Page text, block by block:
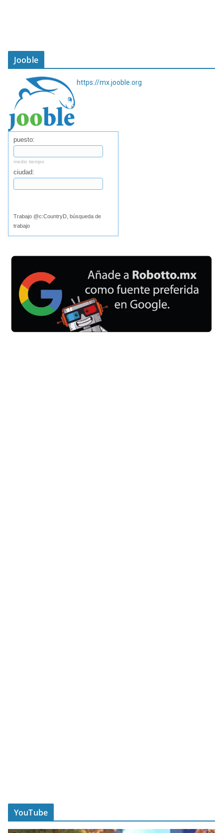
Jooble
https://mx.jooble.org
puesto:
medio tiempo
ciudad:
Trabajo @c:CountryD, búsqueda de
trabajo
YouTube